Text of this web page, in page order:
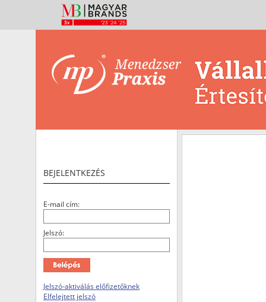
BEJELENTKEZÉS
E-mail cím:
Jelszó:
Jelszó-aktiválás előfizetőknek
Elfelejtett jelszó